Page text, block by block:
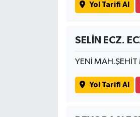
Yol Tarifi Al
SELİN ECZ.
YENİ
Yol Tarifi Al